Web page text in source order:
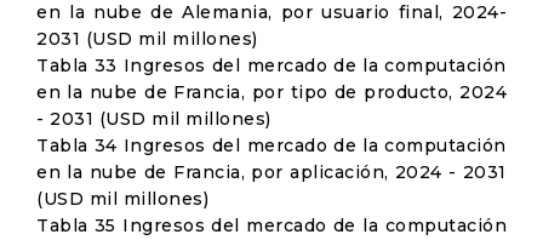
en la nube de Alemania, por usuario final, 2024-
2031 (USD mil millones)
Tabla 33 Ingresos del mercado de la computación
en la nube de Francia, por tipo de producto, 2024
- 2031 (USD mil millones)
Tabla 34 Ingresos del mercado de la computación
en la nube de Francia, por aplicación, 2024 - 2031
(USD mil millones)
Tabla 35 Ingresos del mercado de la computación